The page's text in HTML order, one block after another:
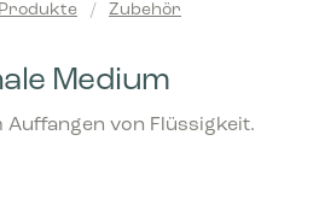
/ Zubehör
Medium
Auffangen von Flüssigkeit.